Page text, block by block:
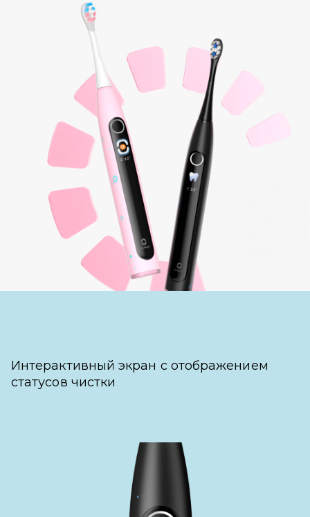
Интерактивный экран с отображением
статусов чистки